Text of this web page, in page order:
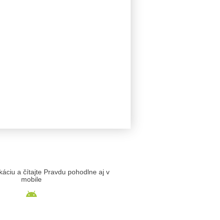
a čítajte Pravdu pohodlne aj v
mobile